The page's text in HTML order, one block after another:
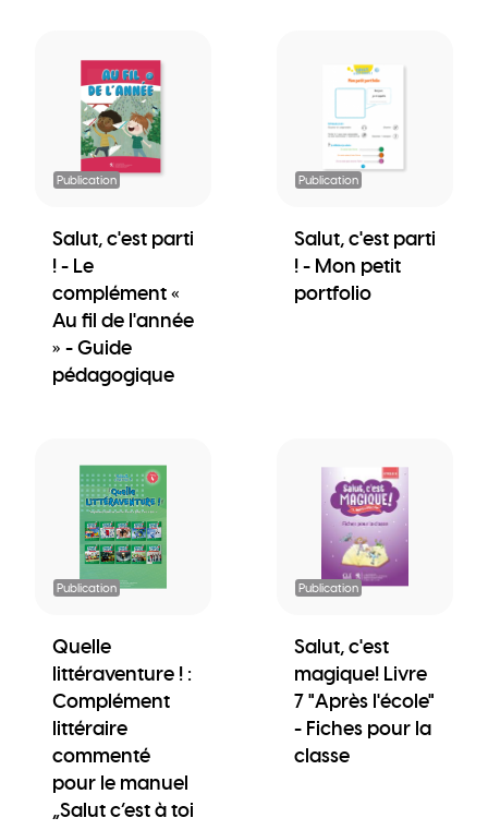
Publication
Salut, c'est parti
! - Le
complément «
Au fil de l'année
» - Guide
pédagogique
Publication
Salut, c'est parti
! - Mon petit
portfolio
Publication
Quelle
littéraventure ! :
Complément
littéraire
commenté
pour le manuel
„Salut c’est à toi
Publication
Salut, c'est
magique! Livre
7 "Après l'école"
- Fiches pour la
classe